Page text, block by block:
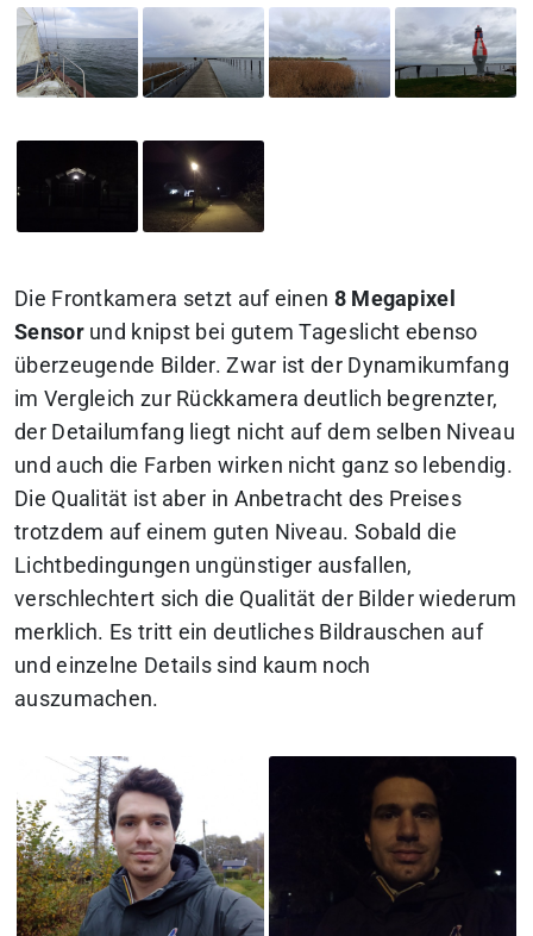
Die Frontkamera setzt auf einen 8 Megapixel
Sensorund knipst bei gutem Tageslicht ebenso
überzeugende Bilder. Zwar ist der Dynamikumfang
im Vergleich zur Rückkamera deutlich begrenzter,
der Detailumfang liegt nicht auf dem selben Niveau
und auch die Farben wirken nicht ganz so lebendig.
Die Qualität ist aber in Anbetracht des Preises
trotzdem auf einem guten Niveau. Sobald die
Lichtbedingungen ungünstiger ausfallen,
verschlechtert sich die Qualität der Bilder wiederum
merklich. Es tritt ein deutliches Bildrauschen auf
und einzelne Details sind kaum noch
auszumachen.